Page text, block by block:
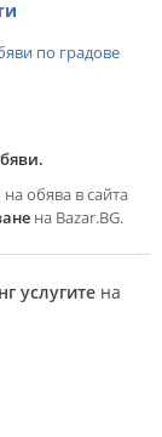
по градове
обява в сайта
на Bazar.BG.
услугитена